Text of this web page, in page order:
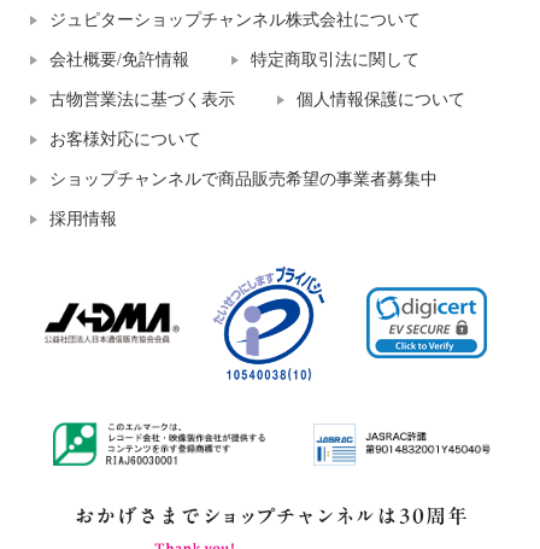
ジュピターショップチャンネル株式会社について
会社概要/免許情報 特定商取引法に関して
古物営業法に基づく表示 個人情報保護について
お客様対応について
ショップチャンネルで商品販売希望の事業者募集中
採用情報